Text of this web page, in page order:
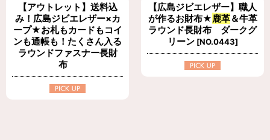
【アウトレット】送料込
み！広島ジビエレザー×カ
ープ★お札もカードもコイ
ンも通帳も！たくさん入る
ラウンドファスナー長財
布
【広島ジビエレザー】職人
が作るお財布★ 鹿革＆牛革
ラウンド長財布 ダークグ
リーン [NO.0443]